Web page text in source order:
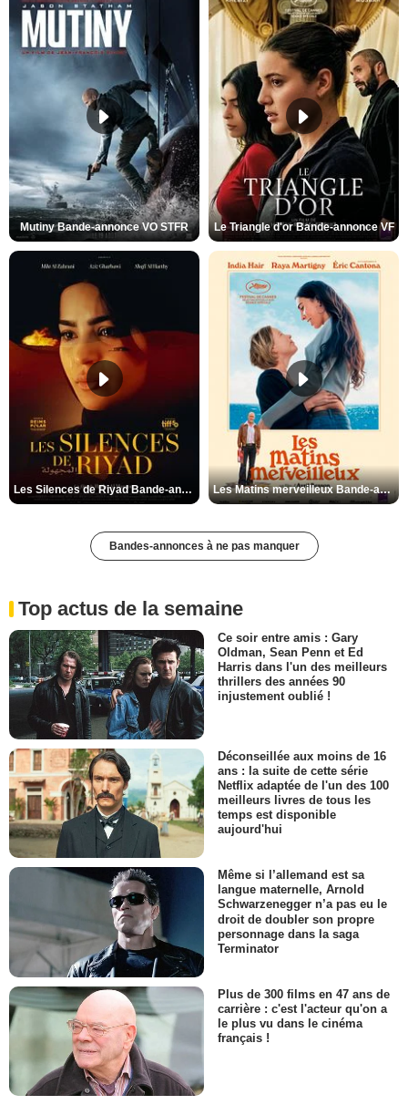
Mutiny Bande-annonce VO STFR Le Triangle d'or Bande-annonce VF
Les Silences de Riyad Bande-annonce VO STFR Les Matins merveilleux Bande-annonce VF
Bandes-annonces à ne pas manquer
Top actus de la semaine
Ce soir entre amis : Gary
Oldman, Sean Penn et Ed
Harris dans l'un des meilleurs
thrillers des années 90
injustement oublié !
Déconseillée aux moins de 16
ans : la suite de cette série
Netflix adaptée de l'un des 100
meilleurs livres de tous les
temps est disponible
aujourd'hui
Même si l’allemand est sa
langue maternelle, Arnold
Schwarzenegger n’a pas eu le
droit de doubler son propre
personnage dans la saga
Terminator
Plus de 300 films en 47 ans de
carrière : c'est l'acteur qu'on a
le plus vu dans le cinéma
français !